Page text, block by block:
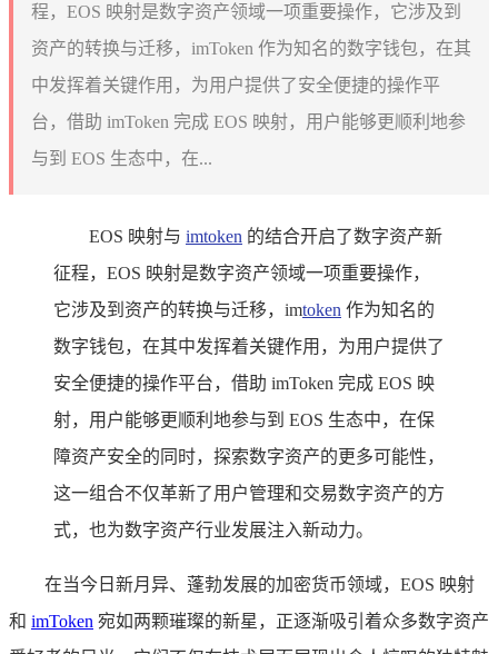
程，EOS 映射是数字资产领域一项重要操作，它涉及到
资产的转换与迁移，imToken 作为知名的数字钱包，在其
中发挥着关键作用，为用户提供了安全便捷的操作平
台，借助 imToken 完成 EOS 映射，用户能够更顺利地参
与到 EOS 生态中，在...
EOS 映射与 imtoken 的结合开启了数字资产新
征程，EOS 映射是数字资产领域一项重要操作，
它涉及到资产的转换与迁移，imtoken 作为知名的
数字钱包，在其中发挥着关键作用，为用户提供了
安全便捷的操作平台，借助 imToken 完成 EOS 映
射，用户能够更顺利地参与到 EOS 生态中，在保
障资产安全的同时，探索数字资产的更多可能性，
这一组合不仅革新了用户管理和交易数字资产的方
式，也为数字资产行业发展注入新动力。
在当今日新月异、蓬勃发展的加密货币领域，EOS 映射
和 imToken 宛如两颗璀璨的新星，正逐渐吸引着众多数字资产